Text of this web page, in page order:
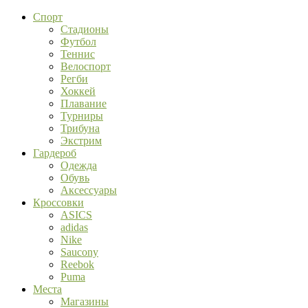
Спорт
Стадионы
Футбол
Теннис
Велоспорт
Регби
Хоккей
Плавание
Турниры
Трибуна
Экстрим
Гардероб
Одежда
Обувь
Аксессуары
Кроссовки
ASICS
adidas
Nike
Saucony
Reebok
Puma
Места
Магазины